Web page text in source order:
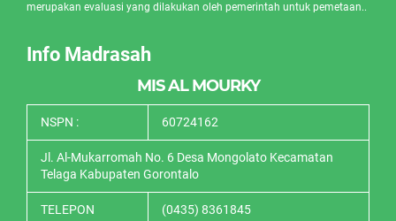
merupakan evaluasi yang dilakukan oleh pemerintah untuk pemetaan..
Info Madrasah
MIS AL MOURKY
NSPN : 60724162
Jl. Al-Mukarromah No. 6 Desa Mongolato Kecamatan
Telaga Kabupaten Gorontalo
TELEPON (0435) 8361845